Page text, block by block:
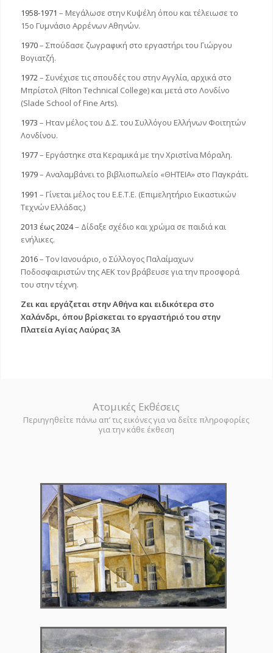
1958-1971 – Μεγάλωσε στην Κυψέλη όπου και τέλειωσε το
15ο Γυμνάσιο Aρρένων Αθηνών.
1970– Σπούδασε ζωγραφική στο εργαστήρι του Γιώργου
Βογιατζή.
1972– Συνέχισε τις σπουδές του στην Αγγλία, αρχικά στο
Μπρίστολ (Filton Technical College) και μετά στο Λονδίνο
(Slade School of Fine Arts).
1973 – Ηταν μέλος του Δ.Σ. του Συλλόγου Ελλήνων Φοιτητών
Λονδίνου.
1977– Εργάστηκε στα Κεραμικά με την Χριστίνα Μόραλη.
1979– Αναλαμβάνει το βιβλιοπωλείο «ΘΗΤΕΙΑ» στο Παγκράτι.
1991 – Γίνεται μέλος του Ε.Ε.Τ.Ε. (Επιμελητήριο Εικαστικών
Τεχνών Ελλάδας.)
2013 έως 2024– Δίδαξε σχέδιο και χρώμα σε παιδιά και
ενήλικες.
2016– Τον Ιανουάριο, ο Σύλλογος Παλαίμαχων
Ποδοσφαιριστών της ΑΕΚ τον βράβευσε για την προσφορά
του στην τέχνη.
Ζει και εργάζεται στην Αθήνα και ειδικότερα στο
Χαλάνδρι, όπου βρίσκεται το εργαστήριό του στην
Πλατεία Αγίας Λαύρας 3Α
Ατομικές Εκθέσεις
Περιηγηθείτε πάνω απ’ τις εικόνες για να δείτε πληροφορίες
για την κάθε έκθεση
1988 – Γκαλερί Χρυσόθεμις